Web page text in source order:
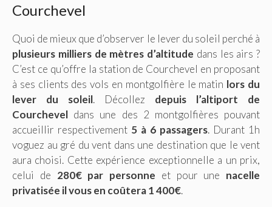
Courchevel
Quoi de mieux que d’observer le lever du soleil perché à
plusieurs milliers de mètres d’altitude dans les airs ?
C’est ce qu’offre la station de Courchevel en proposant
à ses clients des vols en montgolfière le matin lors du
lever du soleil. Décollez depuis l’altiport de
Courchevel dans une des 2 montgolfières pouvant
accueillir respectivement 5 à 6 passagers. Durant 1h
voguez au gré du vent dans une destination que le vent
aura choisi. Cette expérience exceptionnelle a un prix,
celui de 280€ par personne et pour une nacelle
privatisée il vous en coûtera 1 400€.